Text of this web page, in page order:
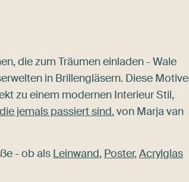
die zum Träumen einladen - Wale
in Brillengläsern. Diese Motive
zu einem modernen Interieur Stil,
jemals passiert sind.von Marja van
- ob als Leinwand, Poster,Acrylglas